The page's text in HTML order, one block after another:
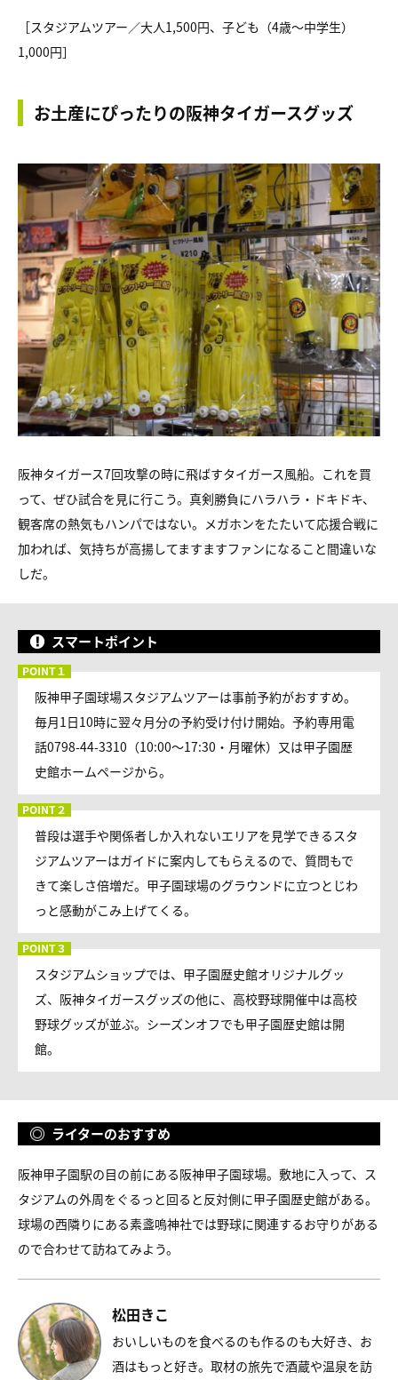
［スタジアムツアー／大人1,500円、子ども（4歳～中学生）
1,000円］
お土産にぴったりの阪神タイガースグッズ
阪神タイガース7回攻撃の時に飛ばすタイガース風船。これを買
って、ぜひ試合を見に行こう。真剣勝負にハラハラ・ドキドキ、
観客席の熱気もハンパではない。メガホンをたたいて応援合戦に
加われば、気持ちが高揚してますますファンになること間違いな
しだ。
スマートポイント
阪神甲子園球場スタジアムツアーは事前予約がおすすめ。
毎月1日10時に翌々月分の予約受け付け開始。予約専用電
話0798-44-3310（10:00～17:30・月曜休）又は甲子園歴
史館ホームページから。
普段は選手や関係者しか入れないエリアを見学できるスタ
ジアムツアーはガイドに案内してもらえるので、質問もで
きて楽しさ倍増だ。甲子園球場のグラウンドに立つとじわ
っと感動がこみ上げてくる。
スタジアムショップでは、甲子園歴史館オリジナルグッ
ズ、阪神タイガースグッズの他に、高校野球開催中は高校
野球グッズが並ぶ。シーズンオフでも甲子園歴史館は開
館。
ライターのおすすめ
阪神甲子園駅の目の前にある阪神甲子園球場。敷地に入って、ス
タジアムの外周をぐるっと回ると反対側に甲子園歴史館がある。
球場の西隣りにある素盞嗚神社では野球に関連するお守りがある
ので合わせて訪ねてみよう。
松田きこ
おいしいものを食べるのも作るのも大好き、お
酒はもっと好き。取材の旅先で酒蔵や温泉を訪